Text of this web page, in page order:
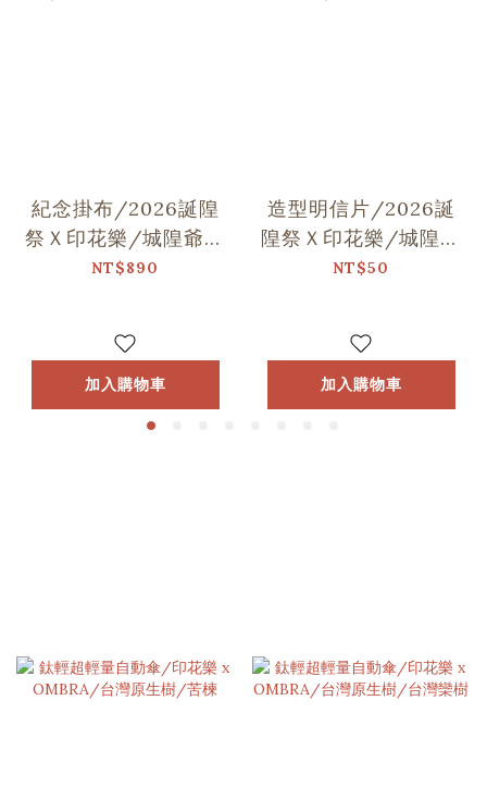
紀念掛布/2026誕隍
祭Ｘ印花樂/城隍爺與
范謝將軍跳舞
NT$890
加入購物車
造型明信片/2026誕
隍祭Ｘ印花樂/城隍老
爺跳舞
NT$50
加入購物車